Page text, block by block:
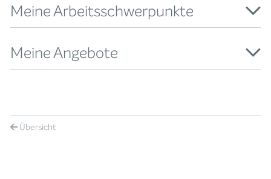
Meine Arbeitsschwerpunkte
Meine Angebote
Übersicht